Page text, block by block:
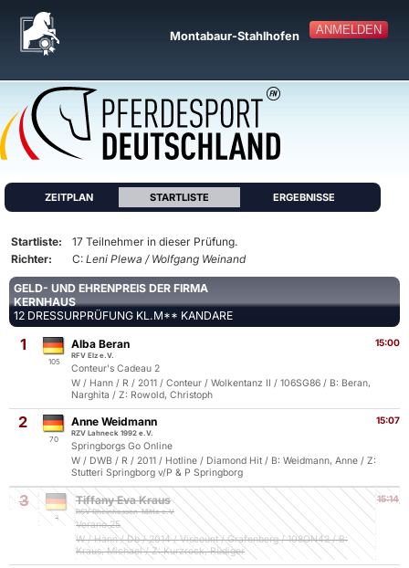
ANMELDEN
Montabaur-Stahlhofen
ZEITPLAN STARTLISTE ERGEBNISSE
Startliste:
17 Teilnehmer in dieser Prüfung.
Richter:
C: Leni Plewa / Wolfgang Weinand
GELD- UND EHRENPREIS DER FIRMA
KERNHAUS
12 DRESSURPRÜFUNG KL.M** KANDARE
1
105
15:00
Alba Beran
RFV Elz e.V.
Conteur's Cadeau 2
W / Hann / R / 2011 / Conteur / Wolkentanz II / 106SG86 / B: Beran,
Narghita / Z: Rowold, Christoph
2
70
15:07
Anne Weidmann
RZV Lahneck 1992 e.V.
Springborgs Go Online
W / DWB / R / 2011 / Hotline / Diamond Hit / B: Weidmann, Anne / Z:
Stutteri Springborg v/P & P Springborg
3
1
15:14
Tiffany Eva Kraus
RSV Rheinhessen-Mitte e.V
Verano 25
W / Hann / Db / 2014 / Viscount / Grafenberg / 108ON42 / B:
Kraus, Michael / Z: Kurzrock, Rüdiger